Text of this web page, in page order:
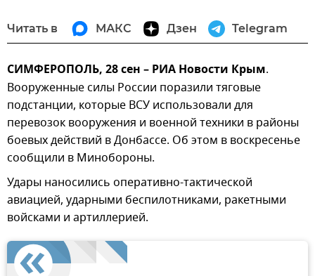
Читать в МАКС Дзен Telegram
СИМФЕРОПОЛЬ, 28 сен – РИА Новости Крым.
Вооруженные силы России поразили тяговые
подстанции, которые ВСУ использовали для
перевозок вооружения и военной техники в районы
боевых действий в Донбассе. Об этом в воскресенье
сообщили в Минобороны.
Удары наносились оперативно-тактической
авиацией, ударными беспилотниками, ракетными
войсками и артиллерией.